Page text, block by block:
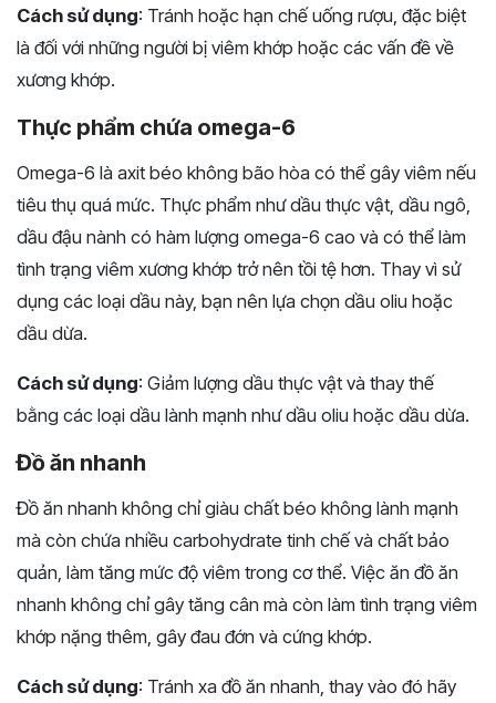
Cách sử dụng: Tránh hoặc hạn chế uống rượu, đặc biệt
là đối với những người bị viêm khớp hoặc các vấn đề về
xương khớp.
Thực phẩm chứa omega-6
Omega-6 là axit béo không bão hòa có thể gây viêm nếu
tiêu thụ quá mức. Thực phẩm như dầu thực vật, dầu ngô,
dầu đậu nành có hàm lượng omega-6 cao và có thể làm
tình trạng viêm xương khớp trở nên tồi tệ hơn. Thay vì sử
dụng các loại dầu này, bạn nên lựa chọn dầu oliu hoặc
dầu dừa.
Cách sử dụng: Giảm lượng dầu thực vật và thay thế
bằng các loại dầu lành mạnh như dầu oliu hoặc dầu dừa.
Đồ ăn nhanh
Đồ ăn nhanh không chỉ giàu chất béo không lành mạnh
mà còn chứa nhiều carbohydrate tinh chế và chất bảo
quản, làm tăng mức độ viêm trong cơ thể. Việc ăn đồ ăn
nhanh không chỉ gây tăng cân mà còn làm tình trạng viêm
khớp nặng thêm, gây đau đớn và cứng khớp.
Cách sử dụng: Tránh xa đồ ăn nhanh, thay vào đó hãy